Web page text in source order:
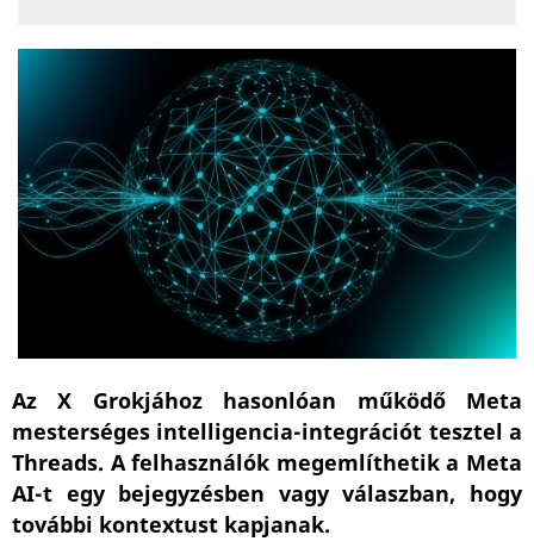
Az X Grokjához hasonlóan működő Meta
mesterséges intelligencia-integrációt tesztel a
Threads. A felhasználók megemlíthetik a Meta
AI-t egy bejegyzésben vagy válaszban, hogy
további kontextust kapjanak.